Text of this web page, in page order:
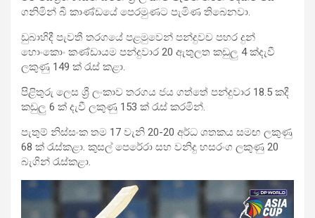
ගනිමින් බී කාණ්ඩයේ පෙරමුණට පැමිණ තිබෙනවා.
ඩුබාහිදී පැවතී තරගයේ පළමුවෙන් පන්දුවච පහර දුන්
හොංකොං කණ්ඩායම පන්දුවාර 20 ඇතුලත කඩුලු 4 ක්දැවී
ලකුණු 149 ක් රැස් කළා.
පිළිතුරු ලෙස ශ්‍රී ලංකාව තරගය ජය ගත්තේ පන්දුවාර 18.5 කදී
කඩුලු 6 ක් දැවී ලකුණු 153 ක් රැස් කරමින්.
පැතුම් නිස්සංක තම 17 වැනි 20-20 අර්ධ ශතකය සමඟ ලකුණු
68 ක් රැස්කළා. කුසල් පෙරේරා සහ වනිදු හසරංග ලකුණු 20
බැගින් රැස්කළා.